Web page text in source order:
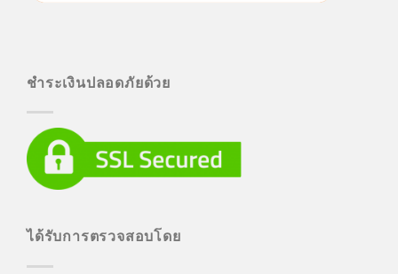
ชำระเงินปลอดภัยด้วย
ได้รับการตรวจสอบโดย